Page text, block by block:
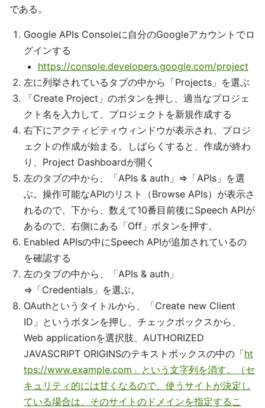
である。
Google APIs Consoleに自分のGoogleアカウントでロ
グインする
https://console.developers.google.com/project
左に列挙されているタブの中から「Projects」を選ぶ
「Create Project」のボタンを押し、適当なプロジェ
クト名を入力して、プロジェクトを新規作成する
右下にアクティビティウィンドウが表示され、プロジ
ェクトの作成が始まる。しばらくすると、作成が終わ
り、Project Dashboardが開く
左のタブの中から、「APIs & auth」⇒「APIs」を選
ぶ。操作可能なAPIのリスト（Browse APIs）が表示さ
れるので、下から、数えて10番目前後にSpeech APIが
あるので、右側にある「Off」ボタンを押す。
Enabled APIsの中にSpeech APIが追加されているの
を確認する
左のタブの中から、「APIs & auth」
⇒「Credentials」を選ぶ。
OAuthというタイトルから、「Create new Client
ID」というボタンを押し、チェックボックスから、
Web applicationを選択肢、AUTHORIZED
JAVASCRIPT ORIGINSのテキストボックスの中の「ht
tps://www.example.com」という文字列を消す。（セ
キュリティ的には甘くなるので、使うサイトが決定し
ている場合は、そのサイトのドメインを指定するこ